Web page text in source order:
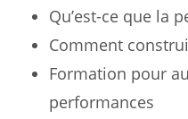
Qu’est-ce que la
Comment
Formation pour
performances